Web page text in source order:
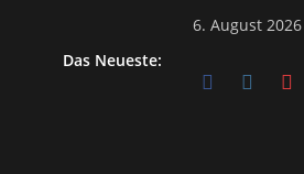
6. August 2026
Das Neueste: